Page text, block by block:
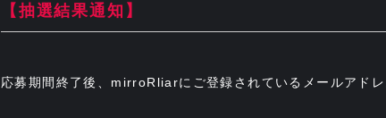
【抽選結果通知】
応募期間終了後、mirroRliarにご登録されているメールアド